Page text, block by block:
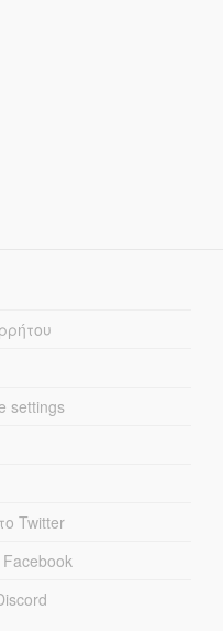
settings
Twitter